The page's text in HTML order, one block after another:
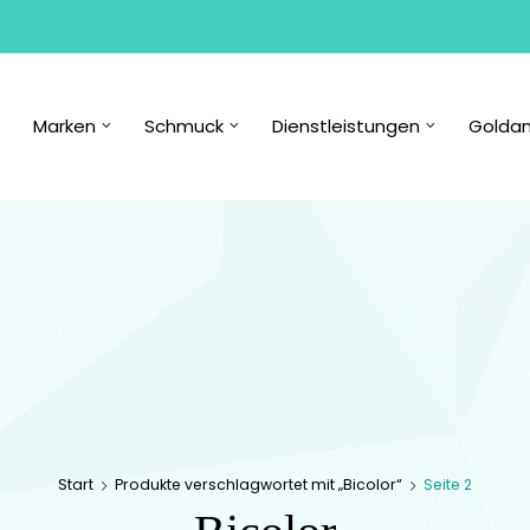
Marken Schmuck Dienstleistungen
Start Produkte verschlagwortet mit „Bicolor“ Seite 2